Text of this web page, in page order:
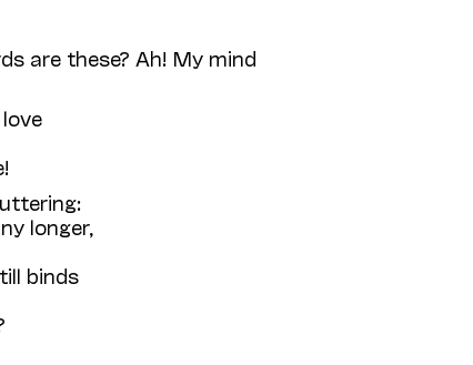
are these? Ah! My mind
longer,
binds